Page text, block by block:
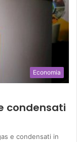
Economia
condensati
e condensati in